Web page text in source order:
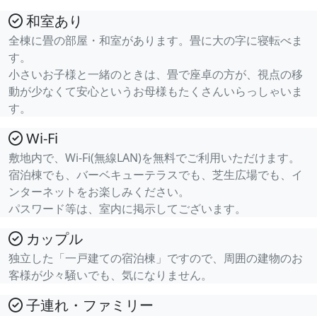
和室あり
全棟に畳の部屋・和室があります。畳に大の字に寝転べま
す。
小さいお子様と一緒のときは、畳で座卓の方が、視点の移
動が少なくて安心というお母様もたくさんいらっしゃいま
す。
Wi-Fi
敷地内で、Wi-Fi(無線LAN)を無料でご利用いただけます。
宿泊棟でも、バーベキューテラスでも、芝生広場でも、イ
ンターネットをお楽しみください。
パスワード等は、室内に掲示してございます。
カップル
独立した「一戸建ての宿泊棟」ですので、周囲の建物のお
客様が少々騒いでも、気になりません。
子連れ・ファミリー